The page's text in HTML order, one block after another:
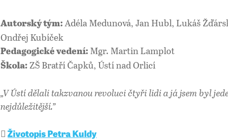
Autorský tým: Adéla Medunová, Jan Hubl, Lukáš
Ondřej Kubíček
Pedagogické vedení: Mgr. Martin Lamplot
Škola: ZŠ Bratří Čapků, Ústí nad Orlicí
„V Ústí dělali takzvanou revoluci čtyři lidi a já jsem byl
nejdůležitější.”
Životopis Petra Kuldy